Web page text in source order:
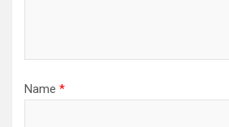
Name *